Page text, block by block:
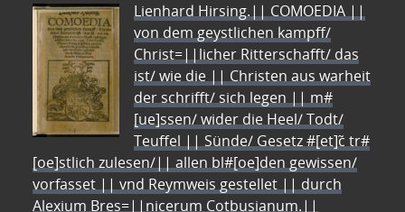
Lienhard Hirsing.|| COMOEDIA ||
von dem geystlichen kampff/
Christ=||licher Ritterschafft/ das
ist/ wie die || Christen aus warheit
der schrifft/ sich legen || m#
[ue]ssen/ wider die Heel/ Todt/
Teuffel || Sünde/ Gesetz #[et]c̃ tr#
[oe]stlich zulesen/|| allen bl#[oe]den gewissen/
vorfasset || vnd Reymweis gestellet || durch
Alexium Bres=||nicerum Cotbusianum.||